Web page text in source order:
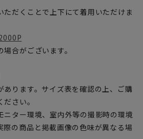
ただくことで上下にて着用いただけま
合がございます。
ります。サイズ表を確認の上、ご購
さい。
ター環境、室内外等の撮影時の環境
際の商品と掲載画像の色味が異なる場